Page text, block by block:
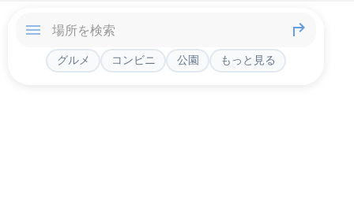
グルメ コンビニ 公園 もっと見る